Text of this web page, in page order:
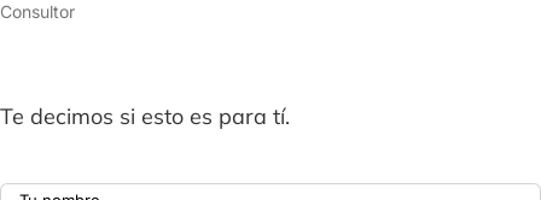
Consultor
Te decimos si esto es para tí.